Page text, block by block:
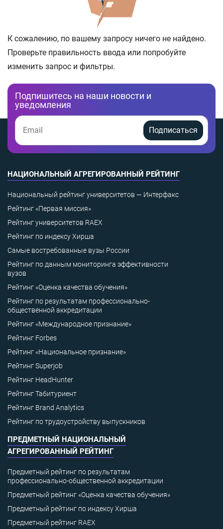
К сожалению, по вашему запросу ничего не найдено.
Проверьте правильность ввода или попробуйте
изменить запрос и фильтры.
Подпишитесь на наши новости и
уведомления
Подписаться
НАЦИОНАЛЬНЫЙ АГРЕГИРОВАННЫЙ РЕЙТИНГ
Национальный рейтинг университетов — Интерфакс
Рейтинг «Первая миссия»
Рейтинг университетов RAEX
Рейтинг по индексу Хирша
Самые востребованные вузы России
Рейтинг по данным мониторинга эффективности
вузов
Рейтинг «Оценка качества обучения»
Рейтинг по результатам профессионально-
общественной аккредитации
Рейтинг «Международное признание»
Рейтинг Forbes
Рейтинг «Национальное признание»
Рейтинг Superjob
Рейтинг HeadHunter
Рейтинг Табитуриент
Рейтинг Brand Analytics
Рейтинг по трудоустройству выпускников
ПРЕДМЕТНЫЙ НАЦИОНАЛЬНЫЙ
АГРЕГИРОВАННЫЙ РЕЙТИНГ
Предметный рейтинг по результатам
профессионально-общественной аккредитации
Предметный рейтинг «Оценка качества обучения»
Предметный рейтинг по индексу Хирша
Предметный рейтинг RAEX